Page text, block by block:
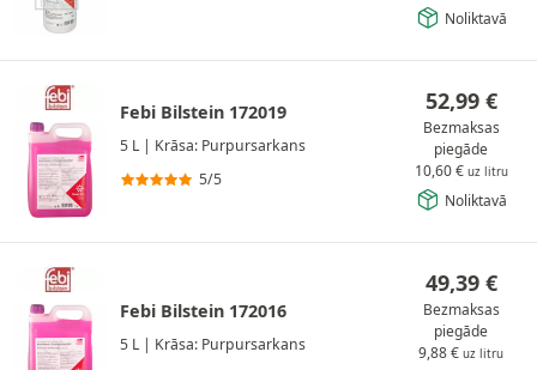
Noliktavā
Febi Bilstein 172019
5/5
5 L | Krāsa: Purpursarkans
52,99 €
Bezmaksas
piegāde
10,60 € uz litru
Noliktavā
Febi Bilstein 172016
5 L | Krāsa: Purpursarkans
49,39 €
Bezmaksas
piegāde
9,88€ uz litru